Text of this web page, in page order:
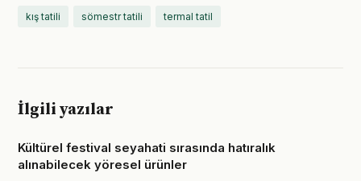
kış tatili sömestr tatili termal tatil
İlgili yazılar
Kültürel festival seyahati sırasında hatıralık
alınabilecek yöresel ürünler